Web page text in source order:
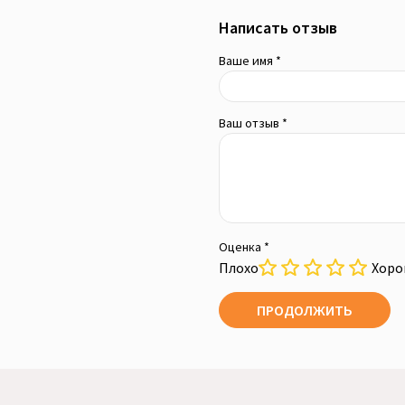
Написать отзыв
Ваше имя *
Ваш отзыв *
Оценка *
Плохо
ПРОДОЛЖИТЬ